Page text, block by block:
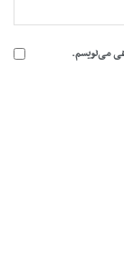
می‌نویسم.